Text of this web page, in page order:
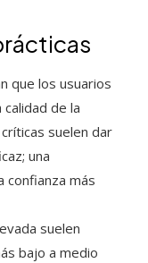
que los usuarios
de la
suelen dar
una
confianza más
suelen
bajo a medio